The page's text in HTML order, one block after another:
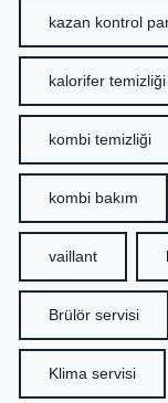
kazan kontrol
kalorifer temizliği
kombi temizliği
kombi bakım
vaillant
Brülör servisi
Klima servisi